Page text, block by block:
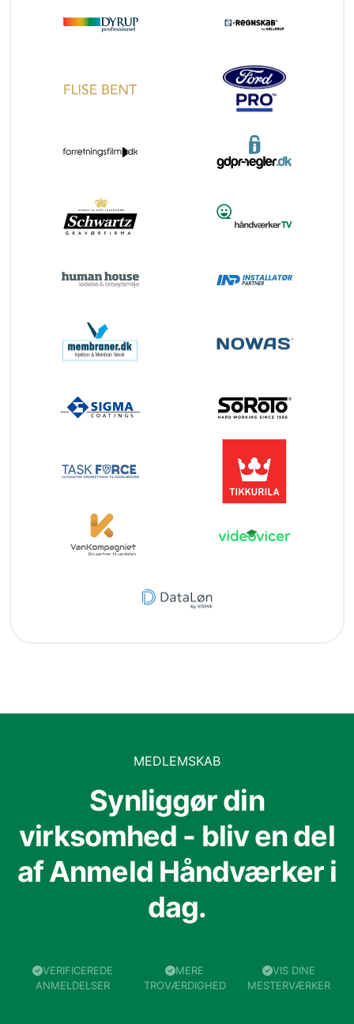
MEDLEMSKAB
Synliggør din
virksomhed - bliv en del
af Anmeld Håndværker i
dag.
VERIFICEREDE
ANMELDELSER
MERE
TROVÆRDIGHED
VIS DINE
MESTERVÆRKER